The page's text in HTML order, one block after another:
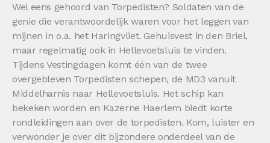
Wel eens gehoord van Torpedisten? Soldaten van de
genie die verantwoordelijk waren voor het leggen van
mijnen in o.a. het Haringvliet. Gehuisvest in den Briel,
maar regelmatig ook in Hellevoetsluis te vinden.
Tijdens Vestingdagen komt één van de twee
overgebleven Torpedisten schepen, de MD3 vanuit
Middelharnis naar Hellevoetsluis. Het schip kan
bekeken worden en Kazerne Haerlem biedt korte
rondleidingen aan over de torpedisten. Kom, luister en
verwonder je over dit bijzondere onderdeel van de